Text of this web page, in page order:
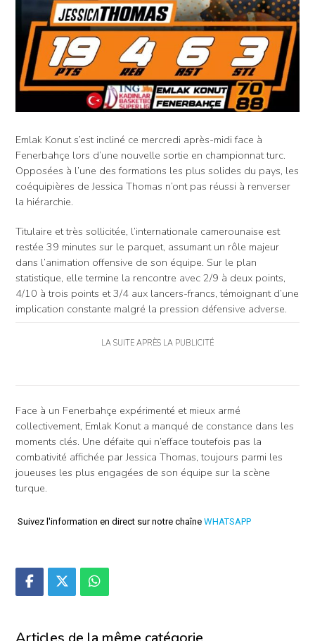
Emlak Konut s’est incliné ce mercredi après-midi face à
Fenerbahçe lors d’une nouvelle sortie en championnat turc.
Opposées à l’une des formations les plus solides du pays, les
coéquipières de Jessica Thomas n’ont pas réussi à renverser
la hiérarchie.
Titulaire et très sollicitée, l’internationale camerounaise est
restée 39 minutes sur le parquet, assumant un rôle majeur
dans l’animation offensive de son équipe. Sur le plan
statistique, elle termine la rencontre avec 2/9 à deux points,
4/10 à trois points et 3/4 aux lancers-francs, témoignant d’une
implication constante malgré la pression défensive adverse.
LA SUITE APRÈS LA PUBLICITÉ
Face à un Fenerbahçe expérimenté et mieux armé
collectivement, Emlak Konut a manqué de constance dans les
moments clés. Une défaite qui n’efface toutefois pas la
combativité affichée par Jessica Thomas, toujours parmi les
joueuses les plus engagées de son équipe sur la scène
turque.
Suivez l'information en direct sur notre chaîne WHATSAPP